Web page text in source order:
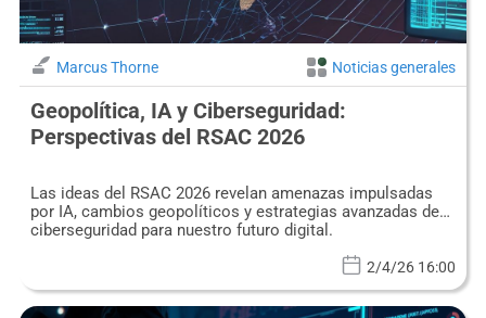
Marcus Thorne Noticias generales
Geopolítica, IA y Ciberseguridad:
Perspectivas del RSAC 2026
Las ideas del RSAC 2026 revelan amenazas impulsadas
por IA, cambios geopolíticos y estrategias avanzadas de
ciberseguridad para nuestro futuro digital.
2/4/26 16:00